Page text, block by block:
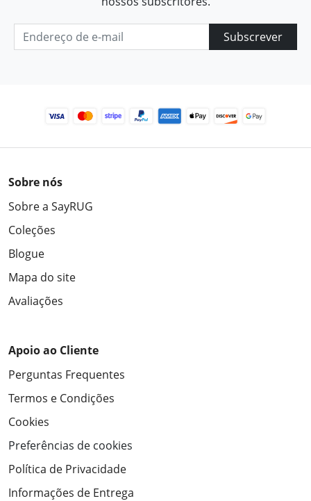
Subscrever
Sobre nós
Sobre a SayRUG
Coleções
Blogue
Mapa do site
Avaliações
Apoio ao Cliente
Perguntas Frequentes
Termos e Condições
Cookies
Preferências de cookies
Política de Privacidade
Informações de Entrega